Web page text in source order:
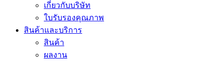
เกี่ยวกับบริษัท
ใบรับรองคุณภาพ
สินค้าและบริการ
สินค้า
ผลงาน